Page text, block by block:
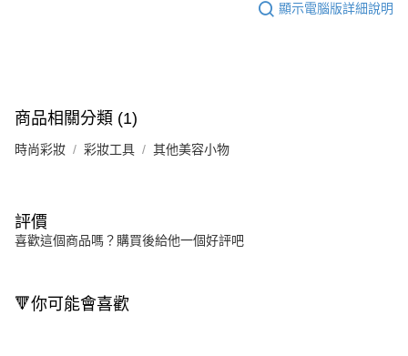
顯示電腦版詳細說明
商品相關分類 (1)
時尚彩妝 彩妝工具 其他美容小物
評價
喜歡這個商品嗎？購買後給他一個好評吧
🔻你可能會喜歡